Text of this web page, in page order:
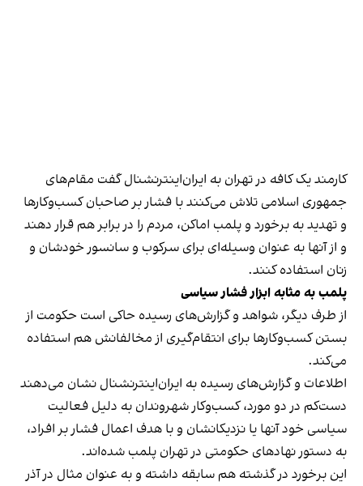
کارمند یک کافه در تهران به ایران‌اینترنشنال گفت مقام‌های
جمهوری اسلامی تلاش می‌کنند با فشار بر صاحبان کسب‌وکارها
و تهدید به برخورد و پلمب اماکن، مردم را در برابر هم قرار دهند
و از آنها به عنوان وسیله‌ای برای سرکوب و سانسور خودشان و
زنان استفاده کنند.
پلمب به مثابه ابزار فشار سیاسی
از طرف دیگر، شواهد و گزارش‌های رسیده حاکی است حکومت از
بستن کسب‌وکارها برای انتقام‌گیری از مخالفانش هم استفاده
می‌کند.
اطلاعات و گزارش‌های رسیده به ایران‌اینترنشنال نشان می‌دهند
دست‌کم در دو مورد، کسب‌وکار شهروندان به دلیل فعالیت
سیاسی خود آنها یا نزدیکانشان و با هدف اعمال فشار بر افراد،
به دستور نهادهای حکومتی در تهران پلمب شده‌اند.
این برخورد در گذشته هم سابقه داشته و به عنوان مثال در آذر